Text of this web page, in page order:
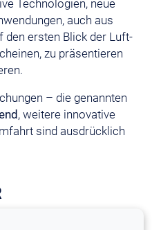
Technologien, neue
auch aus
den ersten Blick der Luft-
zu präsentieren
– die genannten
, weitere innovative
sind ausdrücklich